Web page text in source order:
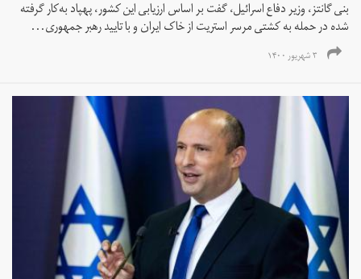
بنی گانتز، وزیر دفاع اسرائیل، گفت بر اساس ارزیابی این کشور، پهپاد به‌کار گرفته
شده در حمله به کشتی مرسر استریت از خاک ایران و با تایید رهبر جمهوری...
۳ شهریور ۱۴۰۰